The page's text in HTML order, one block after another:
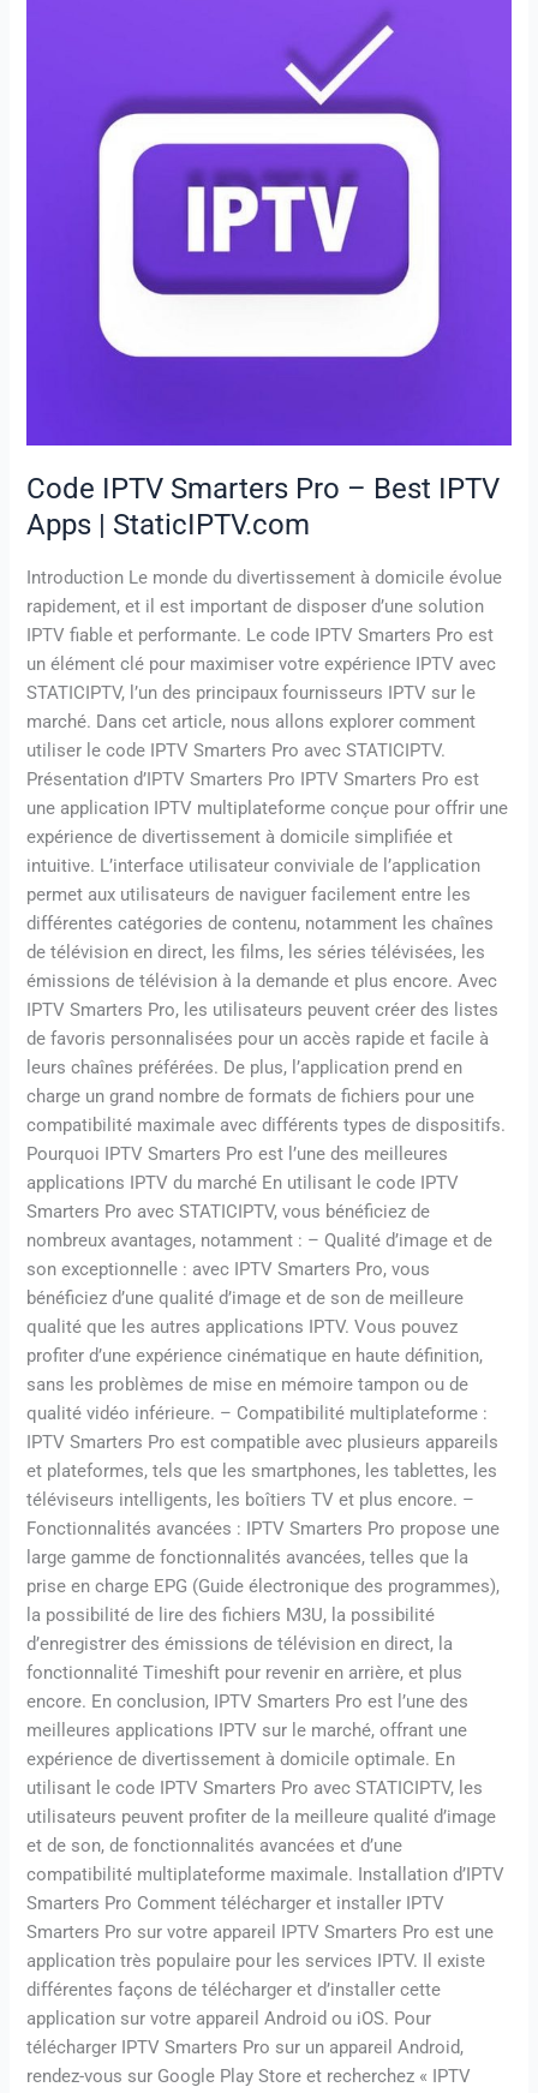
Code IPTV Smarters Pro – Best IPTV
Apps | StaticIPTV.com
Introduction Le monde du divertissement à domicile évolue
rapidement, et il est important de disposer d’une solution
IPTV fiable et performante. Le code IPTV Smarters Pro est
un élément clé pour maximiser votre expérience IPTV avec
STATICIPTV, l’un des principaux fournisseurs IPTV sur le
marché. Dans cet article, nous allons explorer comment
utiliser le code IPTV Smarters Pro avec STATICIPTV.
Présentation d’IPTV Smarters Pro IPTV Smarters Pro est
une application IPTV multiplateforme conçue pour offrir une
expérience de divertissement à domicile simplifiée et
intuitive. L’interface utilisateur conviviale de l’application
permet aux utilisateurs de naviguer facilement entre les
différentes catégories de contenu, notamment les chaînes
de télévision en direct, les films, les séries télévisées, les
émissions de télévision à la demande et plus encore. Avec
IPTV Smarters Pro, les utilisateurs peuvent créer des listes
de favoris personnalisées pour un accès rapide et facile à
leurs chaînes préférées. De plus, l’application prend en
charge un grand nombre de formats de fichiers pour une
compatibilité maximale avec différents types de dispositifs.
Pourquoi IPTV Smarters Pro est l’une des meilleures
applications IPTV du marché En utilisant le code IPTV
Smarters Pro avec STATICIPTV, vous bénéficiez de
nombreux avantages, notamment : – Qualité d’image et de
son exceptionnelle : avec IPTV Smarters Pro, vous
bénéficiez d’une qualité d’image et de son de meilleure
qualité que les autres applications IPTV. Vous pouvez
profiter d’une expérience cinématique en haute définition,
sans les problèmes de mise en mémoire tampon ou de
qualité vidéo inférieure. – Compatibilité multiplateforme :
IPTV Smarters Pro est compatible avec plusieurs appareils
et plateformes, tels que les smartphones, les tablettes, les
téléviseurs intelligents, les boîtiers TV et plus encore. –
Fonctionnalités avancées : IPTV Smarters Pro propose une
large gamme de fonctionnalités avancées, telles que la
prise en charge EPG (Guide électronique des programmes),
la possibilité de lire des fichiers M3U, la possibilité
d’enregistrer des émissions de télévision en direct, la
fonctionnalité Timeshift pour revenir en arrière, et plus
encore. En conclusion, IPTV Smarters Pro est l’une des
meilleures applications IPTV sur le marché, offrant une
expérience de divertissement à domicile optimale. En
utilisant le code IPTV Smarters Pro avec STATICIPTV, les
utilisateurs peuvent profiter de la meilleure qualité d’image
et de son, de fonctionnalités avancées et d’une
compatibilité multiplateforme maximale. Installation d’IPTV
Smarters Pro Comment télécharger et installer IPTV
Smarters Pro sur votre appareil IPTV Smarters Pro est une
application très populaire pour les services IPTV. Il existe
différentes façons de télécharger et d’installer cette
application sur votre appareil Android ou iOS. Pour
télécharger IPTV Smarters Pro sur un appareil Android,
rendez-vous sur Google Play Store et recherchez « IPTV